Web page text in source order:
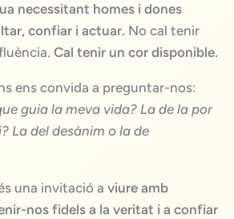
necessitant homes i dones
confiar i actuar. No cal tenir
Cal tenir un cor disponible.
ens convida a preguntar-nos:
guia la meva vida? La de la por
La del desànim o la de
una invitació a viure amb
nos fidels a la veritat i a confiar